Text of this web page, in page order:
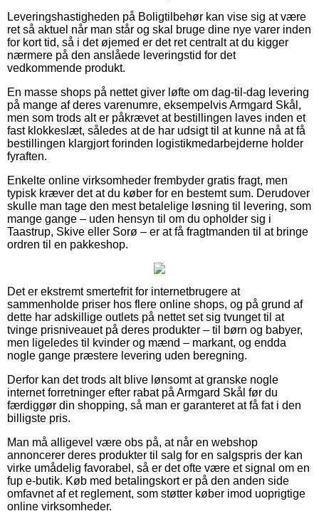
Leveringshastigheden på Boligtilbehør kan vise sig at være
ret så aktuel når man står og skal bruge dine nye varer inden
for kort tid, så i det øjemed er det ret centralt at du kigger
nærmere på den anslåede leveringstid for det
vedkommende produkt.
En masse shops på nettet giver løfte om dag-til-dag levering
på mange af deres varenumre, eksempelvis Armgard Skål,
men som trods alt er påkrævet at bestillingen laves inden et
fast klokkeslæt, således at de har udsigt til at kunne nå at få
bestillingen klargjort forinden logistikmedarbejderne holder
fyraften.
Enkelte online virksomheder frembyder gratis fragt, men
typisk kræver det at du køber for en bestemt sum. Derudover
skulle man tage den mest betalelige løsning til levering, som
mange gange – uden hensyn til om du opholder sig i
Taastrup, Skive eller Sorø – er at få fragtmanden til at bringe
ordren til en pakkeshop.
Det er ekstremt smertefrit for internetbrugere at
sammenholde priser hos flere online shops, og på grund af
dette har adskillige outlets på nettet set sig tvunget til at
tvinge prisniveauet på deres produkter – til børn og babyer,
men ligeledes til kvinder og mænd – markant, og endda
nogle gange præstere levering uden beregning.
Derfor kan det trods alt blive lønsomt at granske nogle
internet forretninger efter rabat på Armgard Skål før du
færdiggør din shopping, så man er garanteret at få fat i den
billigste pris.
Man må alligevel være obs på, at når en webshop
annoncerer deres produkter til salg for en salgspris der kan
virke umådelig favorabel, så er det ofte være et signal om en
fup e-butik. Køb med betalingskort er på den anden side
omfavnet af et reglement, som støtter køber imod uoprigtige
online virksomheder.